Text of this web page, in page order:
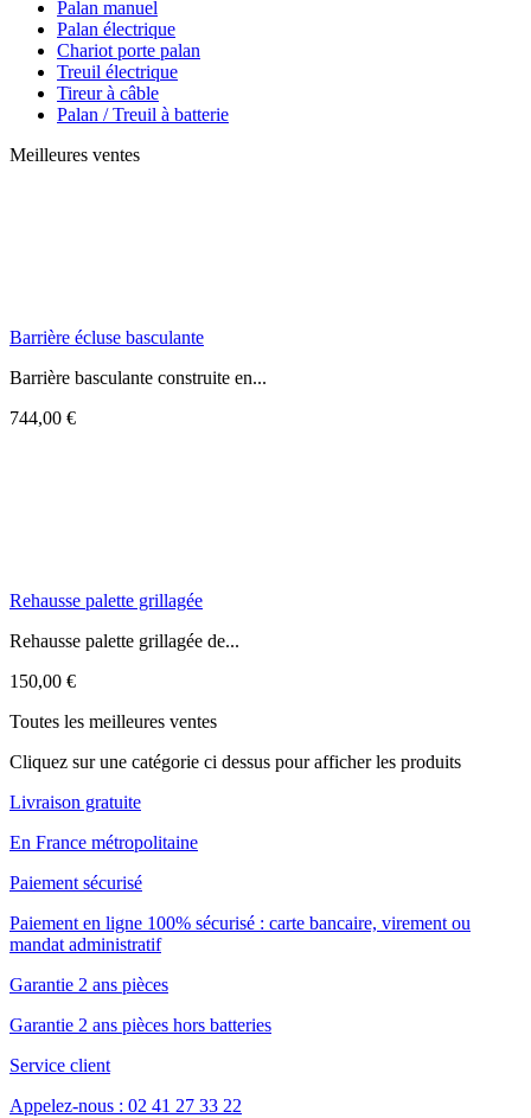
Palan manuel
Palan électrique
Chariot porte palan
Treuil électrique
Tireur à câble
Palan / Treuil à batterie
Meilleures ventes
Barrière écluse basculante
Barrière basculante construite en...
744,00 €
Rehausse palette grillagée
Rehausse palette grillagée de...
150,00 €
Toutes les meilleures ventes
Cliquez sur une catégorie ci dessus pour afficher les produits
Livraison gratuite
En France métropolitaine
Paiement sécurisé
Paiement en ligne 100% sécurisé : carte bancaire, virement ou
mandat administratif
Garantie 2 ans pièces
Garantie 2 ans pièces hors batteries
Service client
Appelez-nous : 02 41 27 33 22